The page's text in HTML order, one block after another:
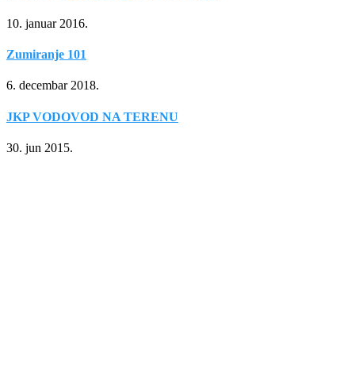
10. januar 2016.
Zumiranje 101
6. decembar 2018.
JKP VODOVOD NA TERENU
30. jun 2015.